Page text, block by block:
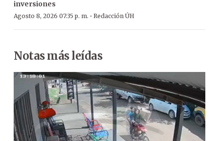
inversiones
Agosto 8, 2026 07:35 p. m. · Redacción ÚH
Notas más leídas